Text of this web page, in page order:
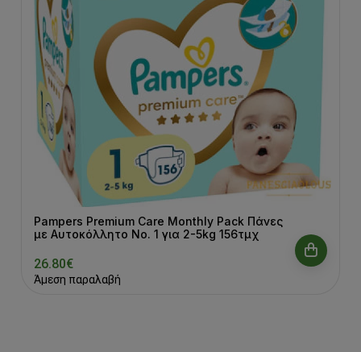
Pampers Premium Care Monthly Pack Πάνες
με Αυτοκόλλητο No. 1 για 2-5kg 156τμχ
26.80€
Άμεση παραλαβή